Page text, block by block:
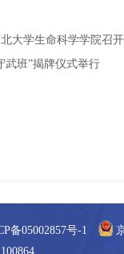
大学生命科学学院召
武班”揭牌仪式举行
备05002857号-1